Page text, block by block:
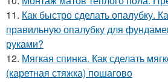
11. Как быстро сделать опалубку.
правильную опалубку для
руками?
12. Мягкая спинка. Как сделать
(каретная стяжка) пошагово